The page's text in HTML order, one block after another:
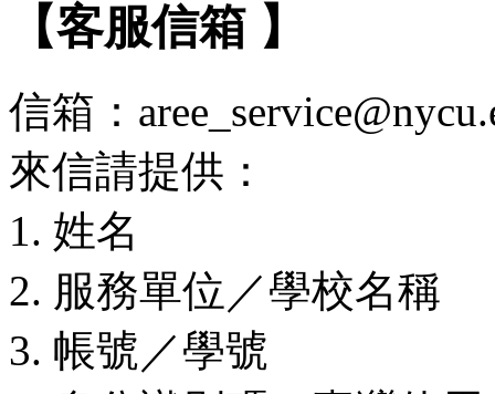
【客服信箱 】
信箱：
來信請提供：
1. 姓名
2. 服務單位／學校名稱
3. 帳號／學號